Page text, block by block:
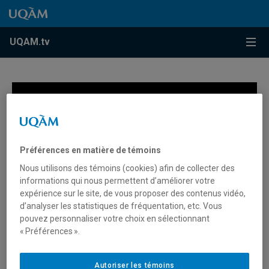
Accéder au contenu
Accéder au menu principal
Accéder à la recherche
Accéder au contenu
Accéder au menu principal
UQAM.tv
seconds
Vingt ans d’intervention de
Préférences en matière de témoins
Nous utilisons des témoins (cookies) afin de collecter des
informations qui nous permettent d’améliorer votre
expérience sur le site, de vous proposer des contenus vidéo,
d’analyser les statistiques de fréquentation, etc. Vous
pouvez personnaliser votre choix en sélectionnant
« Préférences ».
Autoriser les témoins